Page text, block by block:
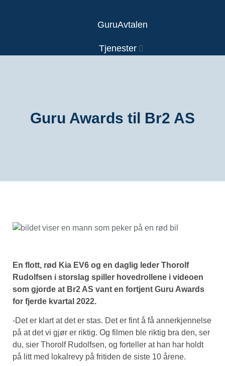
GuruAvtalen
Tjenester
Om Guru
Guru Awards til Br2 AS
En flott, rød Kia EV6 og en daglig leder Thorolf
Rudolfsen i storslag spiller hovedrollene i videoen
som gjorde at Br2 AS vant en fortjent Guru Awards
for fjerde kvartal 2022.
-Det er klart at det er stas. Det er fint å få annerkjennelse
på at det vi gjør er riktig. Og filmen ble riktig bra den, ser
du, sier Thorolf Rudolfsen, og forteller at han har holdt
på litt med lokalrevy på fritiden de siste 10 årene.